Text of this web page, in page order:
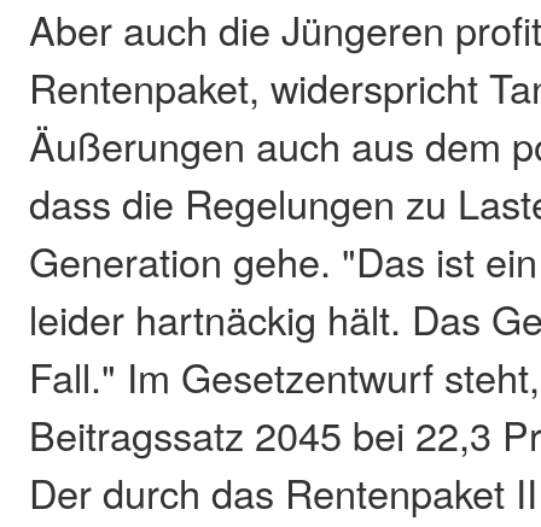
Aber auch die Jüngeren
Rentenpaket, widerspricht
Äußerungen auch aus dem
dass die Regelungen zu
Generation gehe. "Das ist
leider hartnäckig hält. Das
Fall." Im Gesetzentwurf
Beitragssatz 2045 bei 22,3
Der durch das Rentenpaket